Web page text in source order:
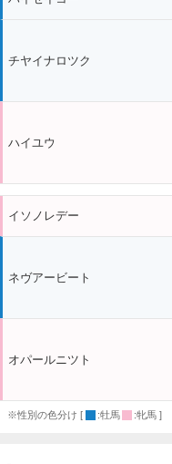
チヤイナロツク
ハイユウ
イソノレデー
ネヴアービート
オパールニツト
※性別の色分け [ :牡馬 :牝馬 ]